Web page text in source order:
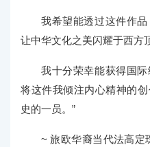
我希望能透过这件作
让中华文化之美闪耀于西方
我十分荣幸能获得国
将这件我倾注内心精神的
史的一员。”
~ 旅欧华裔当代法高定